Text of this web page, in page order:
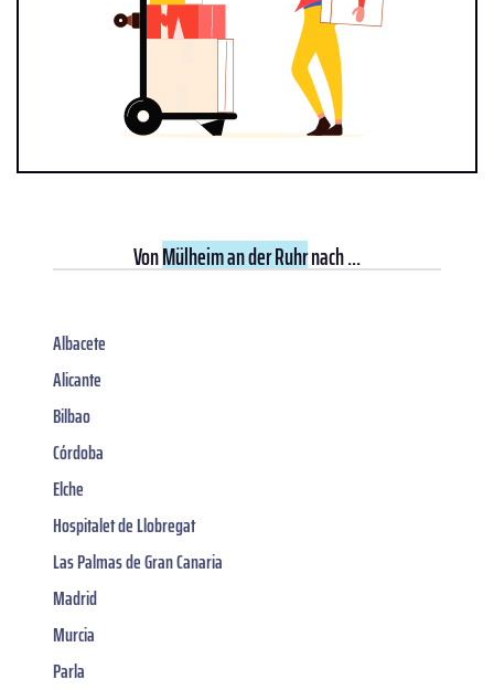
VonMülheim an der Ruhrnach ...
Albacete
Alicante
Bilbao
Córdoba
Elche
Hospitalet de Llobregat
Las Palmas de Gran Canaria
Madrid
Murcia
Parla